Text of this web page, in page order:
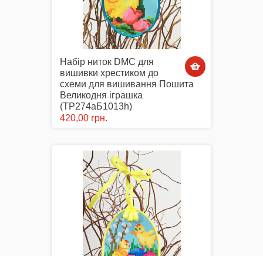
Набір ниток DMC для
вишивки хрестиком до
схеми для вишивання Пошита
Великодня іграшка
(ТР274аБ1013h)
420,00 грн.